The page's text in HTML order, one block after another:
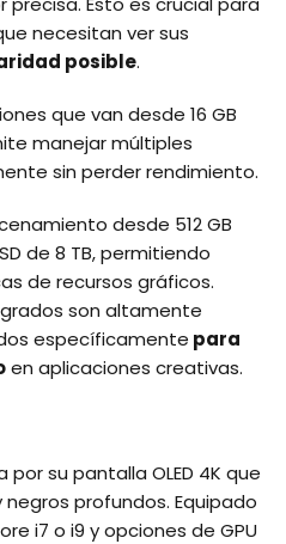
necesitan ver sus
posible.
que van desde 16 GB
manejar múltiples
sin perder rendimiento.
desde 512 GB
de 8 TB, permitiendo
de recursos gráficos.
son altamente
específicamente para
en aplicaciones creativas.
por su pantalla OLED 4K que
profundos. Equipado
i7 o i9 y opciones de GPU